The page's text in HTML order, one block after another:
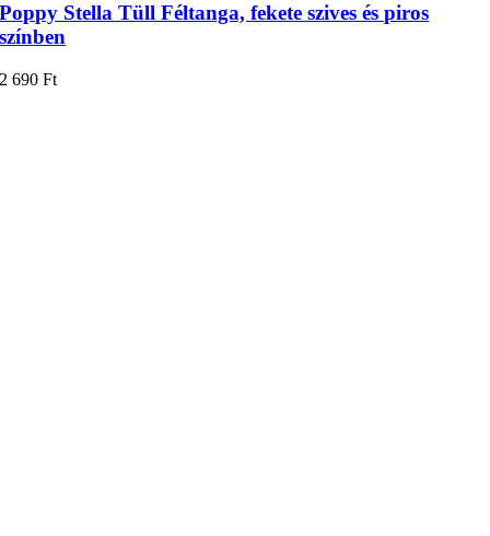
Poppy Stella Tüll Féltanga, fekete szives és piros
színben
2 690Ft